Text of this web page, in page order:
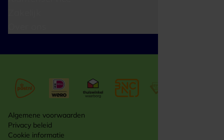
Algemene voorwaarden
Privacy beleid
Cookie informatie